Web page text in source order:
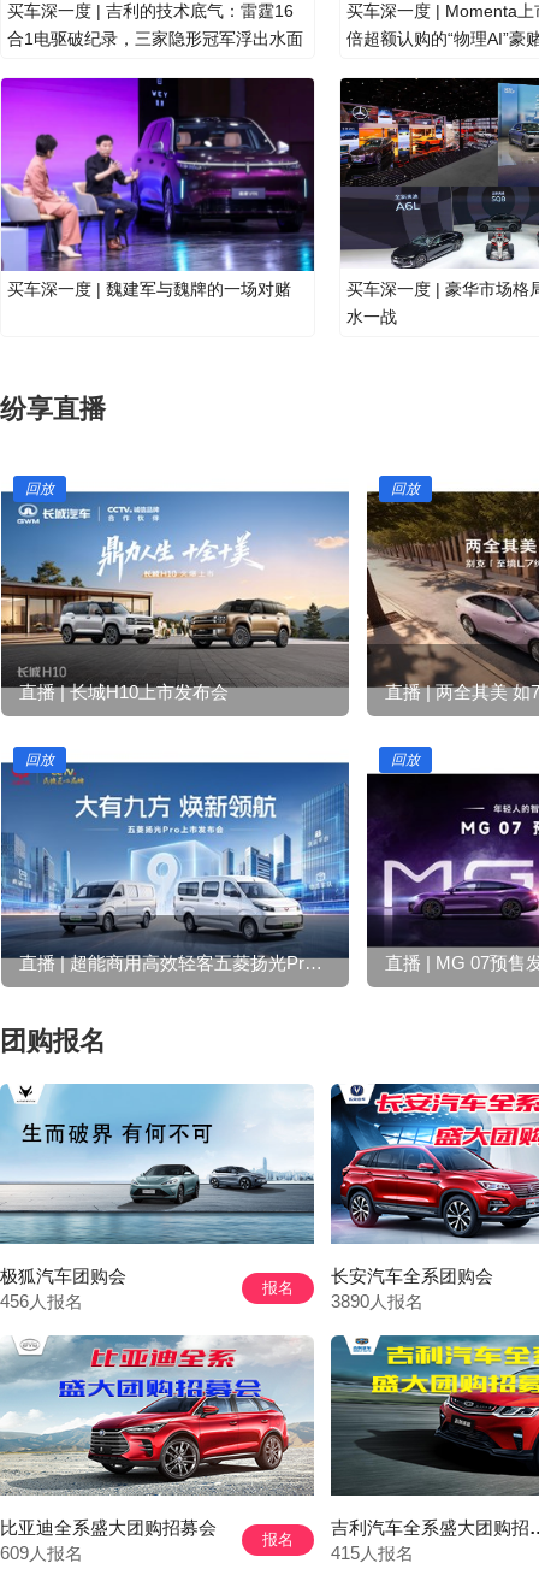
买车深一度 | 吉利的技术底气：雷霆16
合1电驱破纪录，三家隐形冠军浮出水面
买车深一度 | Momenta上
倍超额认购的“物理AI”豪
买车深一度 | 魏建军与魏牌的一场对赌
买车深一度 | 豪华市场格
水一战
纷享直播
回放
直播 | 长城H10上市发布会
回放
直播 | 两全其美 如
回放
直播 | 超能商用高效轻客五菱扬光Pro上市
回放
直播 | MG 07预售
团购报名
极狐汽车团购会
456人报名
报名
长安汽车全系团购会
3890人报名
比亚迪全系盛大团购招募会
609人报名
报名
吉利汽车
415人报名